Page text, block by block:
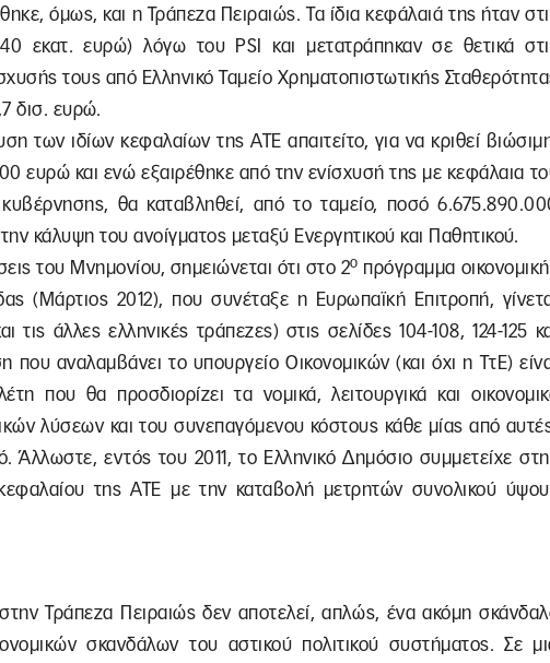
όμως, και η Τράπεζα Πειραιώς. Τα ίδια κεφάλαιά της ήταν
εκατ. ευρώ) λόγω του PSI και μετατράπηκαν σε θετικά
τους από Ελληνικό Ταμείο Χρηματοπιστωτικής
δισ. ευρώ.
των ιδίων κεφαλαίων της ΑΤΕ απαιτείτο, για να κριθεί
ευρώ και ενώ εξαιρέθηκε από την ενίσχυσή της με κεφάλαια
θα καταβληθεί, από το ταμείο, ποσό
κάλυψη του ανοίγματος μεταξύ Ενεργητικού και Παθητικού.
του Μνημονίου, σημειώνεται ότι στο 2ο πρόγραμμα
(Μάρτιος 2012), που συνέταξε η Ευρωπαϊκή Επιτροπή,
τις άλλες ελληνικές τράπεζες) στις σελίδες 104-108, 124-125
που αναλαμβάνει το υπουργείο Οικονομικών (και όχι η ΤτΕ)
που θα προσδιορίζει τα νομικά, λειτουργικά και
λύσεων και του συνεπαγόμενου κόστους κάθε μίας από
Άλλωστε, εντός του 2011, το Ελληνικό Δημόσιο συμμετείχε
της ΑΤΕ με την καταβολή μετρητών συνολικού
Τράπεζα Πειραιώς δεν αποτελεί, απλώς, ένα ακόμη
σκανδάλων του αστικού πολιτικού συστήματος. Σε